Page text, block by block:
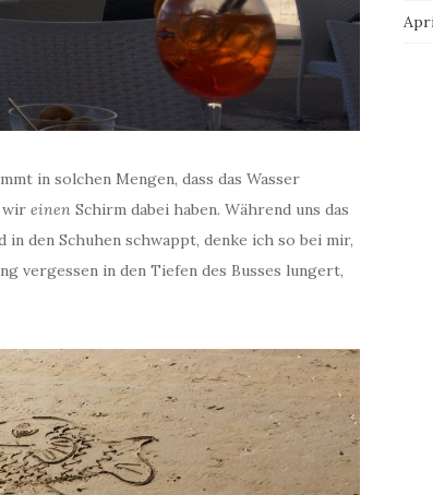
in solchen Mengen, dass das Wasser
wir einen Schirm dabei haben. Während uns das
den Schuhen schwappt, denke ich so bei mir,
vergessen in den Tiefen des Busses lungert,